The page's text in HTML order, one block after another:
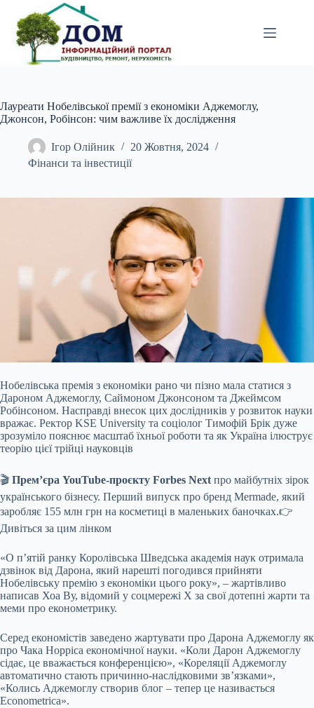
вмісту
Лауреати Нобелівської премії з економіки Аджемоглу,
Джонсон, Робінсон: чим важливе їх дослідження
Ігор Олійник
20 Жовтня, 2024
Фінанси та інвестиції
Нобелівська премія з економіки рано чи пізно мала статися з
Дароном Аджемоглу, Саймоном Джонсоном та Джеймсом
Робінсоном. Насправді внесок цих дослідників у розвиток науки
вражає. Ректор KSE University та соціолог Тимофій Брік дуже
зрозуміло пояснює масштаб їхньої роботи та як Україна ілюструє
теорію цієї трійці науковців
🎬 Премʼєра YouTube-проєкту Forbes Next про майбутніх зірок
українського бізнесу. Перший випуск про бренд Mermade, який
заробляє 155 млн грн на косметиці в маленьких баночках.👉
Дивіться за цим лінком
«О п’ятій ранку Королівська Шведська академія наук отримала
дзвінок від Дарона, який нарешті погодився прийняти
Нобелівську премію з економіки цього року», – жартівливо
написав Хоа Ву, відомий у соцмережі Х за свої дотепні жарти та
меми про економетрику.
Серед економістів заведено жартувати про Дарона Аджемоглу як
про Чака Норріса економічної науки. «Коли Дарон Аджемоглу
сідає, це вважається конференцією», «Кореляції Аджемоглу
автоматично стають причинно-наслідковими звʼязками»,
«Колись Аджемоглу створив блог – тепер це називається
Econometrica».